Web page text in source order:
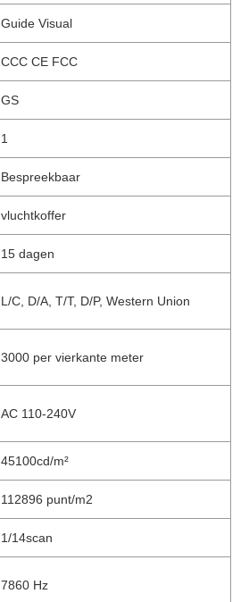
Guide Visual
CCC CE FCC
GS
1
Bespreekbaar
vluchtkoffer
15 dagen
L/C, D/A, T/T, D/P, Western Union
3000 per vierkante meter
AC 110-240V
45100cd/m²
112896 punt/m2
1/14scan
7860 Hz